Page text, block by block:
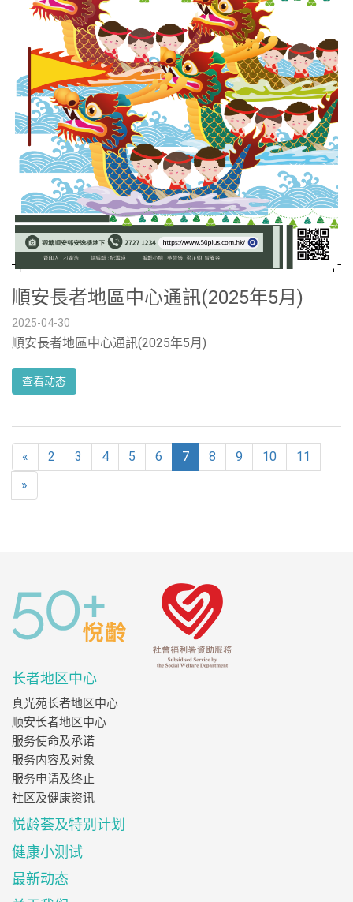
順安長者地區中心通訊(2025年5月)
2025-04-30
順安長者地區中心通訊(2025年5月)
查看动态
« 2 3 4 5 6 7 8 9 10
11
»
长者地区中心
真光苑长者地区中心
顺安长者地区中心
服务使命及承诺
服务内容及对象
服务申请及终止
社区及健康资讯
悦龄荟及特别计划
健康小测试
最新动态